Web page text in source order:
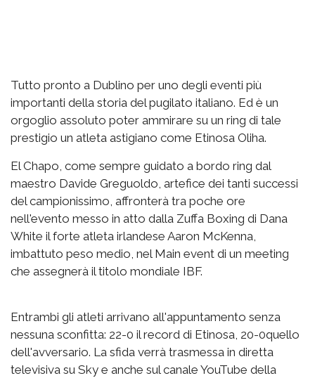
Tutto pronto a Dublino per uno degli eventi più
importanti della storia del pugilato italiano. Ed è un
orgoglio assoluto poter ammirare su un ring di tale
prestigio un atleta astigiano come Etinosa Oliha.
El Chapo, come sempre guidato a bordo ring dal
maestro Davide Greguoldo, artefice dei tanti successi
del campionissimo, affronterà tra poche ore
nell'evento messo in atto dalla Zuffa Boxing di Dana
White il forte atleta irlandese Aaron McKenna,
imbattuto peso medio, nel Main event di un meeting
che assegnerà il titolo mondiale IBF.
Entrambi gli atleti arrivano all'appuntamento senza
nessuna sconfitta: 22-0 il record di Etinosa, 20-0quello
dell'avversario. La sfida verrà trasmessa in diretta
televisiva su Sky e anche sul canale YouTube della